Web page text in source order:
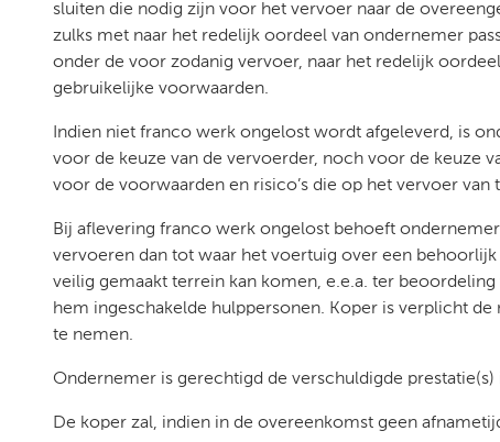
sluiten die nodig zijn voor het vervoer naar de
zulks met naar het redelijk oordeel van ondernemer
onder de voor zodanig vervoer, naar het redelijk
gebruikelijke voorwaarden.
Indien niet franco werk ongelost wordt afgeleverd, is
voor de keuze van de vervoerder, noch voor de keuze
voor de voorwaarden en risico’s die op het vervoer van
Bij aflevering franco werk ongelost behoeft
vervoeren dan tot waar het voertuig over een
veilig gemaakt terrein kan komen, e.e.a. ter
hem ingeschakelde hulppersonen. Koper is verplicht de
te nemen.
Ondernemer is gerechtigd de verschuldigde
De koper zal, indien in de overeenkomst geen